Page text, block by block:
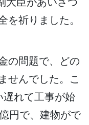
を祈りました。
の問題で、どの
せんでした。こ
遅れて工事が始
円で、 建物がで